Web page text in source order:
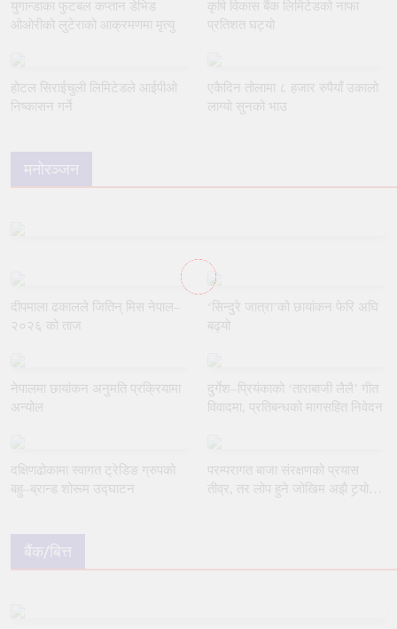
युगान्डाका फुटबल कप्तान डेभिड
ओओरीको लुटेराको आक्रमणमा मृत्यु
कृषि विकास बैंक लिमिटेडको नाफा
प्रतिशत घट्यो
होटल सिराईचुली लिमिटेडले आईपीओ
निष्कासन गर्ने
एकैदिन तोलामा ८ हजार रुपैयाँ उकालो
लाग्यो सुनको भाउ
मनोरञ्जन
दीपमाला ढकालले जितिन् मिस नेपाल–
२०२६ को ताज
‘सिन्दुरे जात्रा’को छायांकन फेरि अघि
बढ्यो
नेपालमा छायांकन अनुमति प्रक्रियामा
अन्योल
दुर्गेश–प्रियंकाको ‘ताराबाजी लैलै’ गीत
विवादमा, प्रतिबन्धको मागसहित निवेदन
दक्षिणढोकामा स्वागत ट्रेडिङ ग्रुपको
बहु–ब्रान्ड शोरूम उद्घाटन
परम्परागत बाजा संरक्षणको प्रयास
तीव्र, तर लोप हुने जोखिम अझै टर्‍यो
बैंक/बित्त